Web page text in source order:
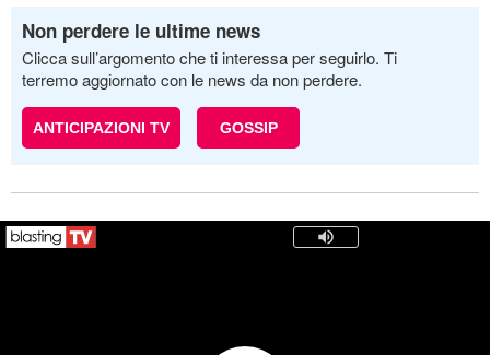
Non perdere le ultime news
Clicca sull’argomento che ti interessa per seguirlo. Ti
terremo aggiornato con le news da non perdere.
ANTICIPAZIONI TV GOSSIP